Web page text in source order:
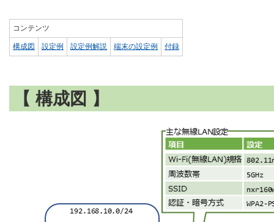
コンテンツ
構成図 設定例 設定例解説 端末の設定例 付録
【 構成図 】